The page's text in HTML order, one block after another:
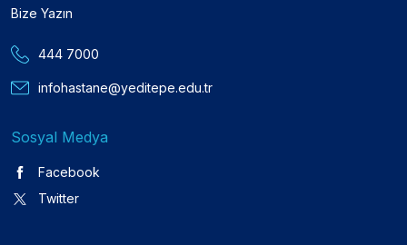
Bize Yazın
444 7000
infohastane@yeditepe.edu.tr
Sosyal Medya
Facebook
Twitter